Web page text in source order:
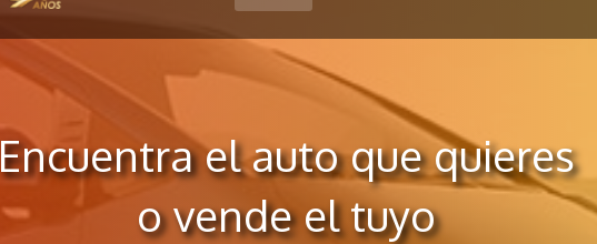
Encuentra el auto que quieres
o vende el tuyo